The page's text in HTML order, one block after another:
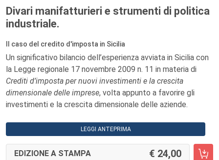
Divari manifatturieri e strumenti di politica
industriale.
Il caso del credito d'imposta in Sicilia
Un significativo bilancio dell’esperienza avviata in Sicilia con
la Legge regionale 17 novembre 2009 n. 11 in materia di
Crediti d’imposta per nuovi investimenti e la crescita
dimensionale delle imprese, volta appunto a favorire gli
investimenti e la crescita dimensionale delle aziende.
LEGGI ANTEPRIMA
EDIZIONE A STAMPA 24,00